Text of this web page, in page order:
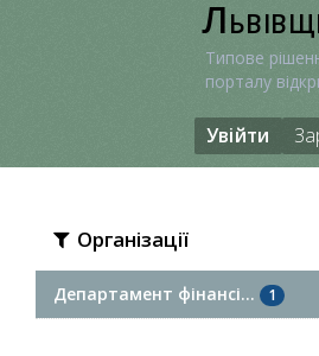
Типове
порталу
Увійти
Організації
Департамент фінансі... 1